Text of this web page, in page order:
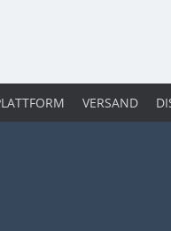
VERSAND